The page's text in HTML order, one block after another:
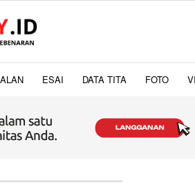
ESAI DATA TITA FOTO